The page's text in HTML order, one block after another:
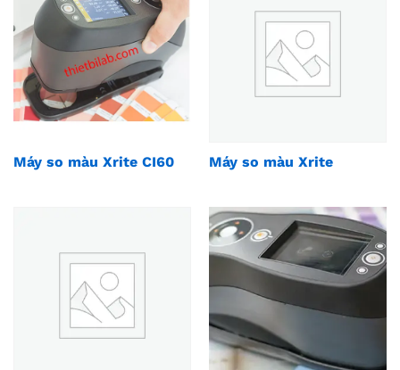
Máy so màu Xrite CI60 Máy so màu Xrite